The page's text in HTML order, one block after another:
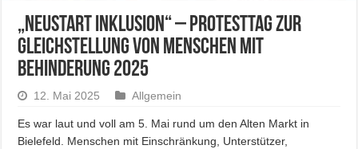
„Neustart Inklusion“ – Protesttag zur
Gleichstellung von Menschen mit
Behinderung 2025
12. Mai 2025 Allgemein
Es war laut und voll am 5. Mai rund um den Alten Markt in
Bielefeld. Menschen mit Einschränkung, Unterstützer,